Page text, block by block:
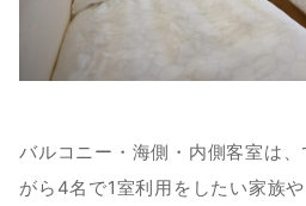
バルコニー・海側・内側客室は
がら4名で1室利用をしたい家族